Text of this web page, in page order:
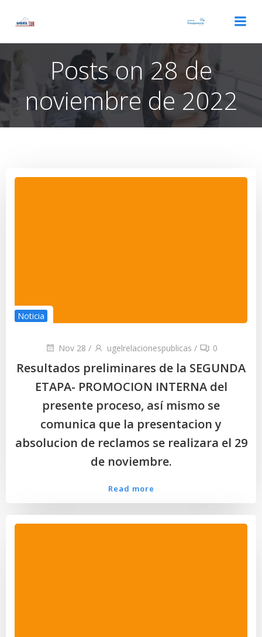
Posts on 28 de
noviembre de 2022
Noticia
Nov 28 / ugelrelacionespublicas / 0
Resultados preliminares de la SEGUNDA
ETAPA- PROMOCION INTERNA del
presente proceso, así mismo se
comunica que la presentacion y
absolucion de reclamos se realizara el 29
de noviembre.
Read more